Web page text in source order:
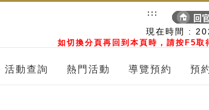
現在時間 :
如切換分頁再回到本頁時，請按F5取
:::
活動查詢 熱門活動 導覽預約 預